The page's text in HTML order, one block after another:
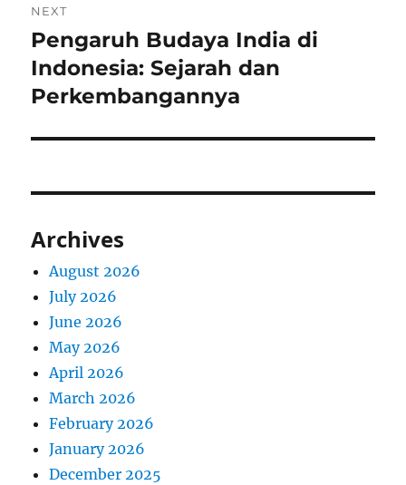
NEXT
Next
post:
Pengaruh Budaya India di
Indonesia: Sejarah dan
Perkembangannya
Archives
August 2026
July 2026
June 2026
May 2026
April 2026
March 2026
February 2026
January 2026
December 2025